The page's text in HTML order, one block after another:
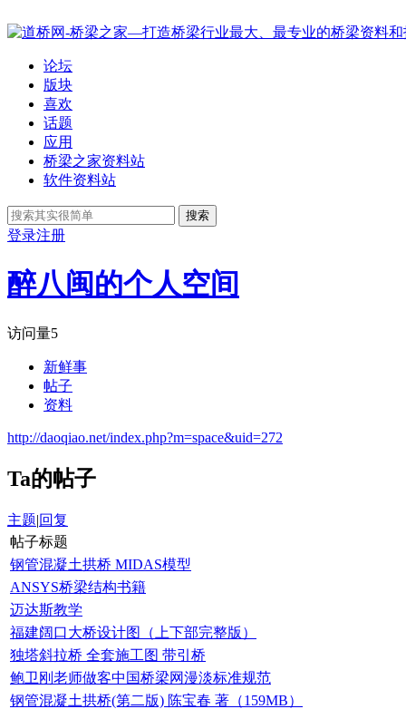
论坛
版块
喜欢
话题
应用
桥梁之家资料站
软件资料站
搜索
登录注册
醉八闽的个人空间
访问量5
新鲜事
帖子
资料
http://daoqiao.net/index.php?m=space&uid=272
Ta的帖子
主题|回复
帖子标题
钢管混凝土拱桥 MIDAS模型
ANSYS桥梁结构书籍
迈达斯教学
福建阔口大桥设计图（上下部完整版）
独塔斜拉桥 全套施工图 带引桥
鲍卫刚老师做客中国桥梁网漫淡标准规范
钢管混凝土拱桥(第二版) 陈宝春 著（159MB）